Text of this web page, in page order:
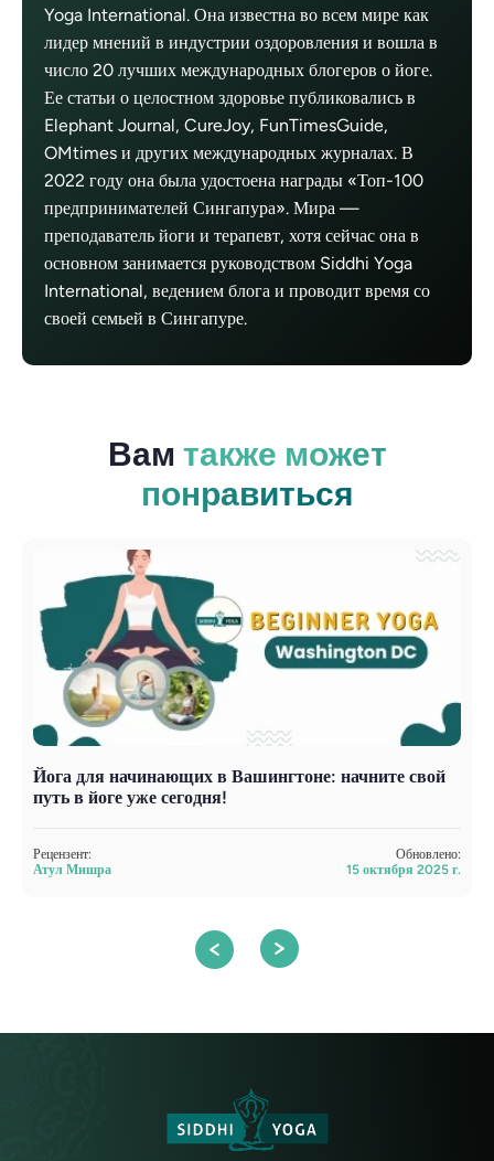
Yoga International. Она известна во всем мире как
лидер мнений в индустрии оздоровления и вошла в
число 20 лучших международных блогеров о йоге.
Ее статьи о целостном здоровье публиковались в
Elephant Journal, CureJoy, FunTimesGuide,
OMtimes и других международных журналах. В
2022 году она была удостоена награды «Топ-100
предпринимателей Сингапура». Мира —
преподаватель йоги и терапевт, хотя сейчас она в
основном занимается руководством Siddhi Yoga
International, ведением блога и проводит время со
своей семьей в Сингапуре.
Вам также может
понравиться
Йога для начинающих в Вашингтоне: начните свой
путь в йоге уже сегодня!
Рецензент:
Атул Мишра
Обновлено:
15 октября 2025 г.